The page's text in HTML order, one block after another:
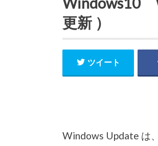
更新 ）
ツイート
Windows Update は